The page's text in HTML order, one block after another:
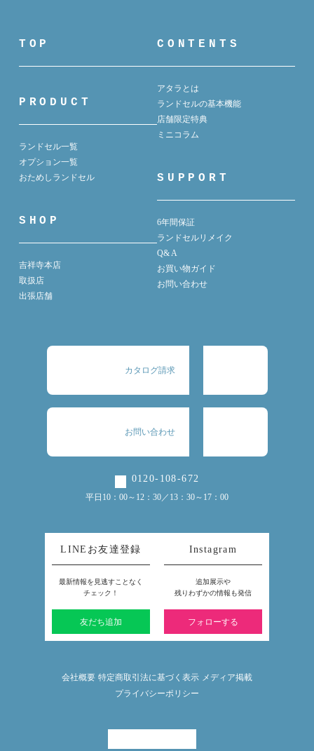
TOP
PRODUCT
ランドセル一覧
オプション一覧
おためしランドセル
SHOP
吉祥寺本店
取扱店
出張店舗
CONTENTS
アタラとは
ランドセルの基本機能
店舗限定特典
ミニコラム
SUPPORT
6年間保証
ランドセルリメイク
Q& A
お買い物ガイド
お問い合わせ
カタログ請求
お問い合わせ
0120-108-672
平日10：00～12：30／13：30～17：00
LINEお友達登録
最新情報を見逃すことなく
チェック！
友だち追加
Instagram
追加展示や
残りわずかの情報も発信
フォローする
会社概要 特定商取引法に基づく表示 メディア掲載
プライバシーポリシー